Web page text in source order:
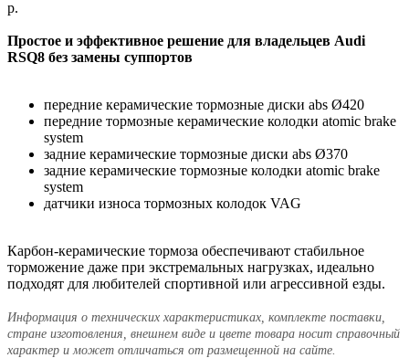
р.
Простое и эффективное решение для владельцев Audi
RSQ8 без замены суппортов
передние керамические тормозные диски abs Ø420
передние тормозные керамические колодки аtomic brake
system
задние керамические тормозные диски abs Ø370
задние керамические тормозные колодки аtomic brake
system
датчики износа тормозных колодок VAG
Карбон-керамические тормоза обеспечивают стабильное
торможение даже при экстремальных нагрузках, идеально
подходят для любителей спортивной или агрессивной езды.
Информация о технических характеристиках, комплекте поставки,
стране изготовления, внешнем виде и цвете товара носит справочный
характер и может отличаться от размещенной на сайте.